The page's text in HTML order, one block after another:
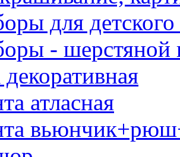
для
- шерстяной
атласная